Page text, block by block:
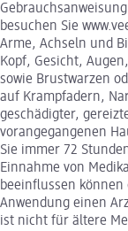
besuchen Sie
Arme, Achseln und
Kopf, Gesicht,
sowie Brustwarzen
auf Krampfadern,
geschädigter,
vorangegangenen
Sie immer 72
Einnahme von
beeinflussen
Anwendung einen
ist nicht für ältere